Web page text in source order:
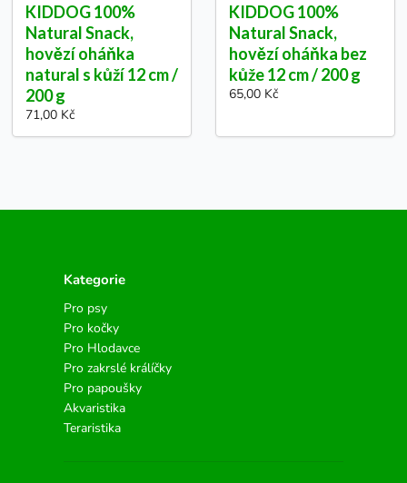
KIDDOG 100%
Natural Snack,
hovězí oháňka
natural s kůží 12 cm /
200 g
71,00 Kč
KIDDOG 100%
Natural Snack,
hovězí oháňka bez
kůže 12 cm / 200 g
65,00 Kč
Kategorie
Pro psy
Pro kočky
Pro Hlodavce
Pro zakrslé králíčky
Pro papoušky
Akvaristika
Teraristika